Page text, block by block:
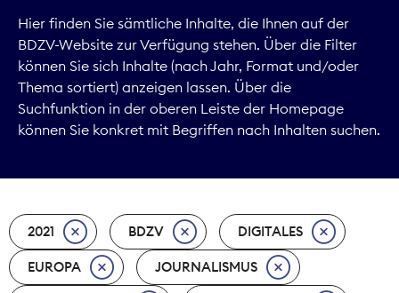
Digitales
Kommunikation
Marktdaten
Nachhaltigkeit
Nachwuchs
Hier finden Sie sämtliche Inhalte, die Ihnen auf der
BDZV-Website zur Verfügung stehen. Über die Filter
können Sie sich Inhalte (nach Jahr, Format und/oder
Thema sortiert) anzeigen lassen. Über die
Suchfunktion in der oberen Leiste der Homepage
können Sie konkret mit Begriffen nach Inhalten suchen.
2021 BDZV DIGITALES
EUROPA JOURNALISMUS